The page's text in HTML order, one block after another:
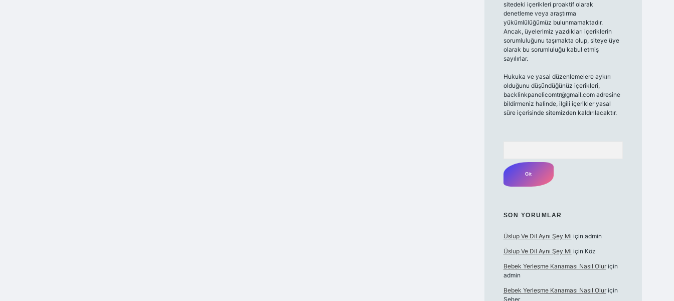
sitedeki içerikleri proaktif olarak
denetleme veya araştırma
yükümlülüğümüz bulunmamaktadır.
Ancak, üyelerimiz yazdıkları içeriklerin
sorumluluğunu taşımakta olup, siteye üye
olarak bu sorumluluğu kabul etmiş
sayılırlar.
Hukuka ve yasal düzenlemelere aykırı
olduğunu düşündüğünüz içerikleri,
backlinkpanelicomtr@gmail.comadresine
bildirmeniz halinde, ilgili içerikler yasal
süre içerisinde sitemizden kaldırılacaktır.
SON YORUMLAR
Üslup Ve Dil Aynı Şey Mi için admin
Üslup Ve Dil Aynı Şey Mi için Köz
Bebek Yerleşme Kanaması Nasıl Oluriçin
admin
Bebek Yerleşme Kanaması Nasıl Oluriçin
Seher